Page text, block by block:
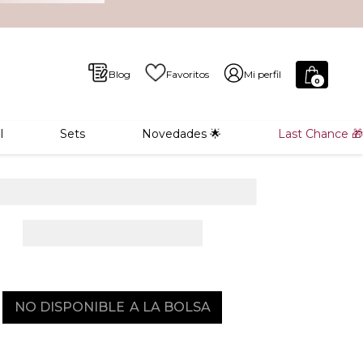
Blog Favoritos Mi perfil
0
Sets Novedades 🌟 Last Chance 🎁
NO DISPONIBLE